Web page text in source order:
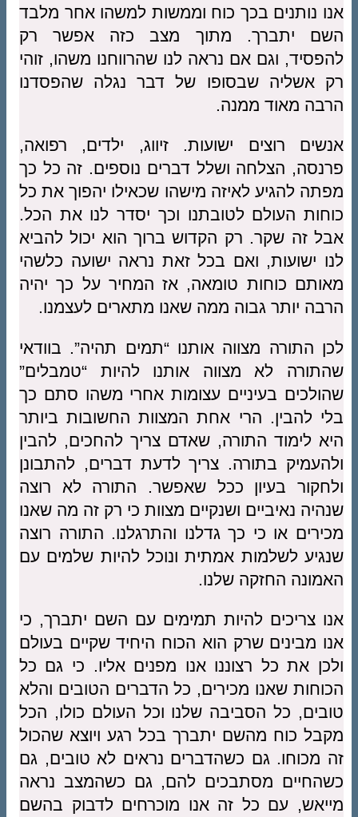
אנו נותנים בכך כוח וממשות למשהו אחר מלבד
השם יתברך. מתוך מצב כזה אפשר רק
להפסיד, וגם אם נראה לנו שהרווחנו משהו, זוהי
רק אשליה שבסופו של דבר נגלה שהפסדנו
הרבה מאוד ממנה.
אנשים רוצים ישועות. זיווג, ילדים, רפואה,
פרנסה, הצלחה ושלל דברים נוספים. זה כל כך
מפתה להגיע לאיזה מישהו שכאילו יהפוך את כל
כוחות העולם לטובתנו וכך יסדר לנו את הכל.
אבל זה שקר. רק הקדוש ברוך הוא יכול להביא
לנו ישועות, ואם בכל זאת נראה ישועה כלשהי
מאותם כוחות טומאה, אז המחיר על כך יהיה
הרבה יותר גבוה ממה שאנו מתארים לעצמנו.
לכן התורה מצווה אותנו “תמים תהיה”. בוודאי
שהתורה לא מצווה אותנו להיות “טמבלים”
שהולכים בעיניים עצומות אחרי משהו סתם כך
בלי להבין. הרי אחת המצוות החשובות ביותר
היא לימוד התורה, שאדם צריך להחכים, להבין
ולהעמיק בתורה. צריך לדעת דברים, להתבונן
ולחקור בעיון ככל שאפשר. התורה לא רוצה
שנהיה נאיביים ושנקיים מצוות כי רק זה מה שאנו
מכירים או כי כך גדלנו והתרגלנו. התורה רוצה
שנגיע לשלמות אמתית ונוכל להיות שלמים עם
האמונה החזקה שלנו.
אנו צריכים להיות תמימים עם השם יתברך, כי
אנו מבינים שרק הוא הכוח היחיד שקיים בעולם
ולכן את כל רצוננו אנו מפנים אליו. כי גם כל
הכוחות שאנו מכירים, כל הדברים הטובים והלא
טובים, כל הסביבה שלנו וכל העולם כולו, הכל
מקבל כוח מהשם יתברך בכל רגע ויוצא שהכול
זה מכוחו. גם כשהדברים נראים לא טובים, גם
כשהחיים מסתבכים להם, גם כשהמצב נראה
מייאש, עם כל זה אנו מוכרחים לדבוק בהשם